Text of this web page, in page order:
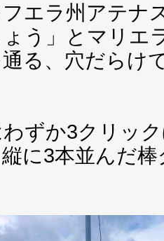
フエラ州アテナ
う」とマリエ
る、穴だらけ
ずか3クリッ
に3本並んだ